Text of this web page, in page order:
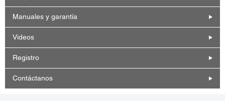
Manuales y garantía
Videos
Registro
Contáctanos